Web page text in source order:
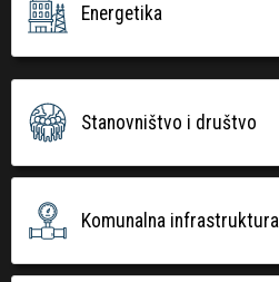
Energetika
Stanovništvo i društvo
Komunalna infrastruktura